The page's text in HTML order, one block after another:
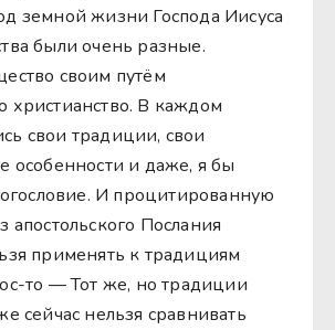
земной жизни Господа Иисуса
были очень разные.
своим путём
христианство. В каждом
свои традиции, свои
особенности и даже, я бы
И процитированную
апостольского Послания
применять к традициям
то — Тот же, но традиции
сейчас нельзя сравнивать